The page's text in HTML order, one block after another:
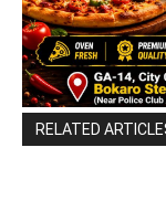
RELATED